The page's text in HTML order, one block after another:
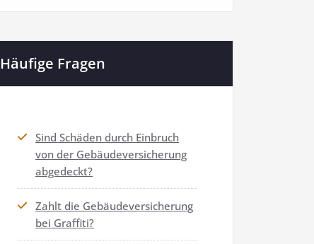
Häufige Fragen
Sind Schäden durch Einbruch
von der Gebäudeversicherung
abgedeckt?
Zahlt die Gebäudeversicherung
bei Graffiti?